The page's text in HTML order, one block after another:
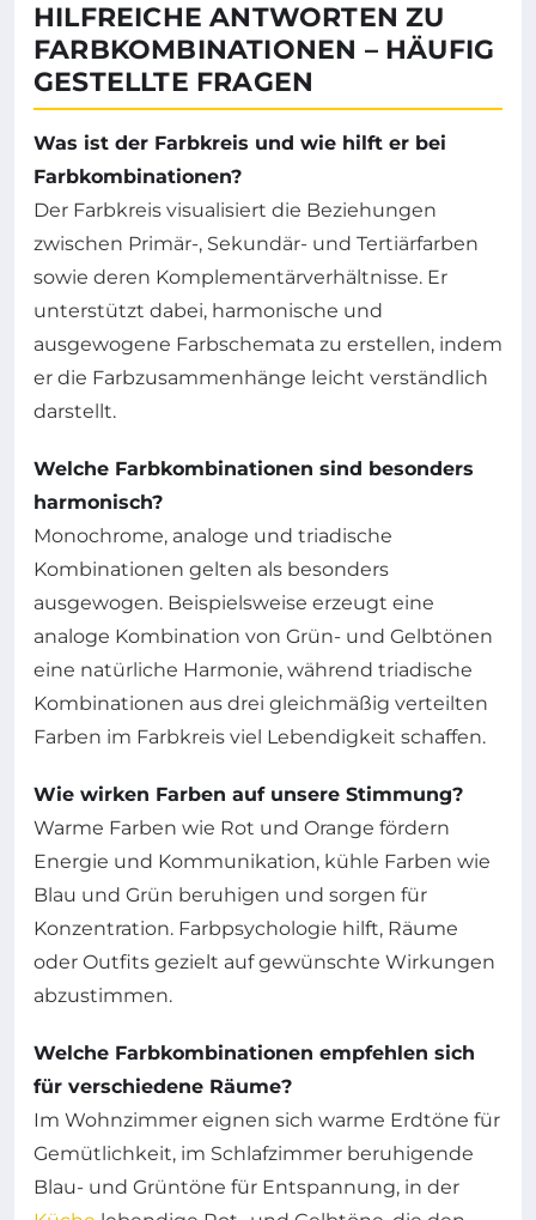
HILFREICHE ANTWORTEN ZU
FARBKOMBINATIONEN – HÄUFIG
GESTELLTE FRAGEN
Was ist der Farbkreis und wie hilft er bei
Farbkombinationen?
Der Farbkreis visualisiert die Beziehungen
zwischen Primär-, Sekundär- und Tertiärfarben
sowie deren Komplementärverhältnisse. Er
unterstützt dabei, harmonische und
ausgewogene Farbschemata zu erstellen, indem
er die Farbzusammenhänge leicht verständlich
darstellt.
Welche Farbkombinationen sind besonders
harmonisch?
Monochrome, analoge und triadische
Kombinationen gelten als besonders
ausgewogen. Beispielsweise erzeugt eine
analoge Kombination von Grün- und Gelbtönen
eine natürliche Harmonie, während triadische
Kombinationen aus drei gleichmäßig verteilten
Farben im Farbkreis viel Lebendigkeit schaffen.
Wie wirken Farben auf unsere Stimmung?
Warme Farben wie Rot und Orange fördern
Energie und Kommunikation, kühle Farben wie
Blau und Grün beruhigen und sorgen für
Konzentration. Farbpsychologie hilft, Räume
oder Outfits gezielt auf gewünschte Wirkungen
abzustimmen.
Welche Farbkombinationen empfehlen sich
für verschiedene Räume?
Im Wohnzimmer eignen sich warme Erdtöne für
Gemütlichkeit, im Schlafzimmer beruhigende
Blau- und Grüntöne für Entspannung, in der